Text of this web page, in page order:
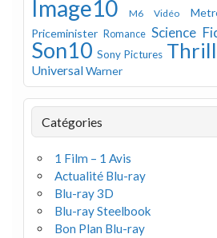
Image10 M6 Vidéo
Priceminister Romance Science
Son10 Sony Pictures
UniversalWarner
Catégories
1 Film – 1 Avis
Actualité Blu-ray
Blu-ray 3D
Blu-ray Steelbook
Bon Plan Blu-ray